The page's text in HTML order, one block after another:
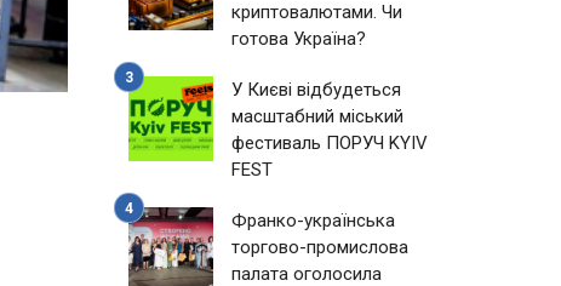
криптовалютами. Чи
готова Україна?
У Києві відбудеться
масштабний міський
фестиваль ПОРУЧ KYIV
FEST
Франко-українська
торгово-промислова
палата оголосила